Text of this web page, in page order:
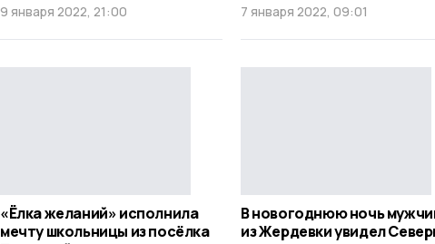
9 января 2022, 21:00 7 января 2022, 09:01
«Ёлка желаний» исполнила
мечту школьницы из посёлка
В новогоднюю ночь
из Жердевки увидел